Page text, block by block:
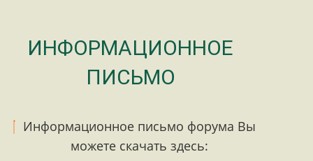
ИНФОРМАЦИОННОЕ
ПИСЬМО
Информационное письмо форума Вы
можете скачать здесь: